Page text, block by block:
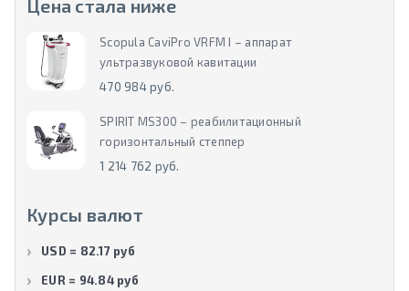
Цена стала ниже
Scopula CaviPro VRFM I – аппарат
ультразвуковой кавитации
470 984 руб.
SPIRIT MS300 – реабилитационный
горизонтальный степпер
1 214 762 руб.
Курсы валют
USD = 82.17 руб
EUR = 94.84 руб